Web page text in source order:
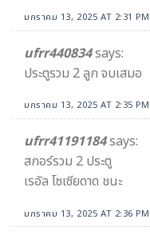
มกราคม 13, 2025 AT 2:31 PM
ufrr440834says:
ประตูรวม 2 ลูก จบเสมอ
มกราคม 13, 2025 AT 2:35 PM
ufrr41191184says:
สกอร์รวม 2 ประตู
เรอัล โซเซียดาด ชนะ
มกราคม 13, 2025 AT 2:36 PM